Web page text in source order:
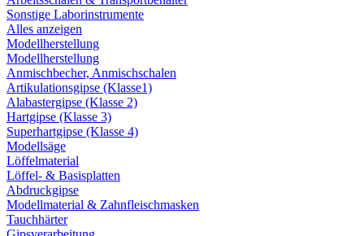
Sonstige Laborinstrumente
Alles anzeigen
Modellherstellung
Modellherstellung
Anmischbecher, Anmischschalen
Artikulationsgipse (Klasse1)
Alabastergipse (Klasse 2)
Hartgipse (Klasse 3)
Superhartgipse (Klasse 4)
Modellsäge
Löffelmaterial
Löffel- & Basisplatten
Abdruckgipse
Modellmaterial & Zahnfleischmasken
Tauchhärter